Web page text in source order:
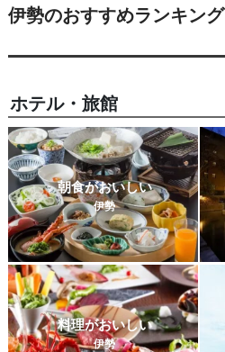
伊勢のおすすめランキング
ホテル・旅館
朝食がおいしい
伊勢
料理がおいしい
伊勢